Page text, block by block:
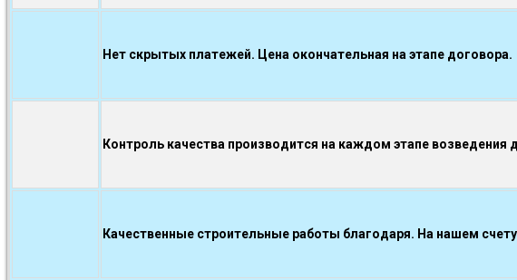
Нет скрытых платежей. Цена окончательная на этапе договора.
Контроль качества производится на каждом этапе
Качественные строительные работы благодаря. На нашем